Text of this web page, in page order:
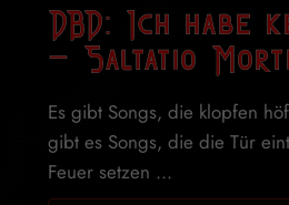
DBD: Ich habe
– Saltatio
Es gibt Songs, die klopfen
gibt es Songs, die die Tür
Feuer setzen ...